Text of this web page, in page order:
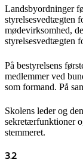
Landsbyordninger
styrelsesvedtægten
mødevirksomhed,
styrelsesvedtægten
På bestyrelsens
medlemmer ved
som formand. På
Skolens leder og
sekretærfunktioner
stemmeret.
3.2